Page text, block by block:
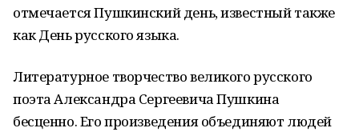
отмечается Пушкинский день, известный также
как День русского языка.
Литературное творчество великого русского
поэта Александра Сергеевича Пушкина
бесценно. Его произведения объединяют людей